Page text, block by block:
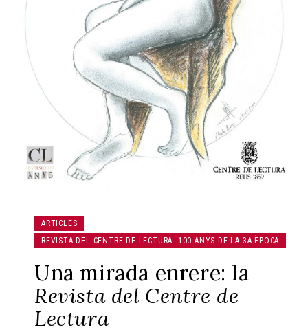
ARTICLES
REVISTA DEL CENTRE DE LECTURA: 100 ANYS DE LA 3A ÈPOCA
Una mirada enrere: la
Revista del Centre de
Lectura